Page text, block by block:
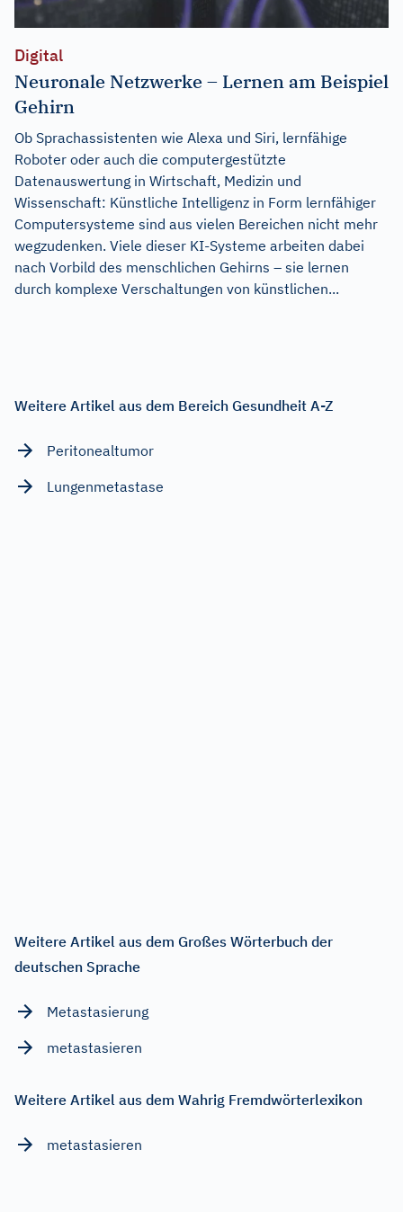
Digital
Neuronale Netzwerke – Lernen am Beispiel
Gehirn
Ob Sprachassistenten wie Alexa und Siri, lernfähige
Roboter oder auch die computergestützte
Datenauswertung in Wirtschaft, Medizin und
Wissenschaft: Künstliche Intelligenz in Form lernfähiger
Computersysteme sind aus vielen Bereichen nicht mehr
wegzudenken. Viele dieser KI-Systeme arbeiten dabei
nach Vorbild des menschlichen Gehirns – sie lernen
durch komplexe Verschaltungen von künstlichen...
Weitere Artikel aus dem Bereich Gesundheit A-Z
Peritonealtumor
Lungenmetastase
Weitere Artikel aus dem Großes Wörterbuch der
deutschen Sprache
Metastasierung
metastasieren
Weitere Artikel aus dem Wahrig Fremdwörterlexikon
metastasieren